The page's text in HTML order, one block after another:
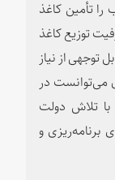
را تأمین کاغذ
توزیع کاغذ
توجهی از نیاز
می‌توانست در
تلاش دولت
و